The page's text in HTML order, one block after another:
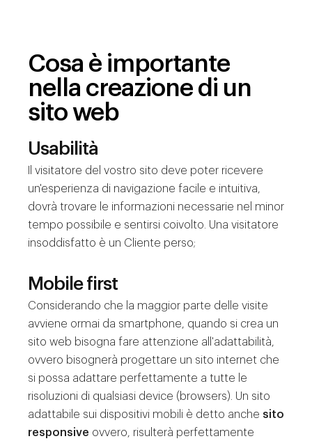
Cosa è importante
nella creazione di un
sito web
Usabilità
Il visitatore del vostro sito deve poter ricevere
un'esperienza di navigazione facile e intuitiva,
dovrà trovare le informazioni necessarie nel minor
tempo possibile e sentirsi coivolto. Una visitatore
insoddisfatto è un Cliente perso;
Mobile first
Considerando che la maggior parte delle visite
avviene ormai da smartphone, quando si crea un
sito web bisogna fare attenzione all'adattabilità,
ovvero bisognerà progettare un sito internet che
si possa adattare perfettamente a tutte le
risoluzioni di qualsiasi device (browsers). Un sito
adattabile sui dispositivi mobili è detto anche sito
responsive ovvero, risulterà perfettamente